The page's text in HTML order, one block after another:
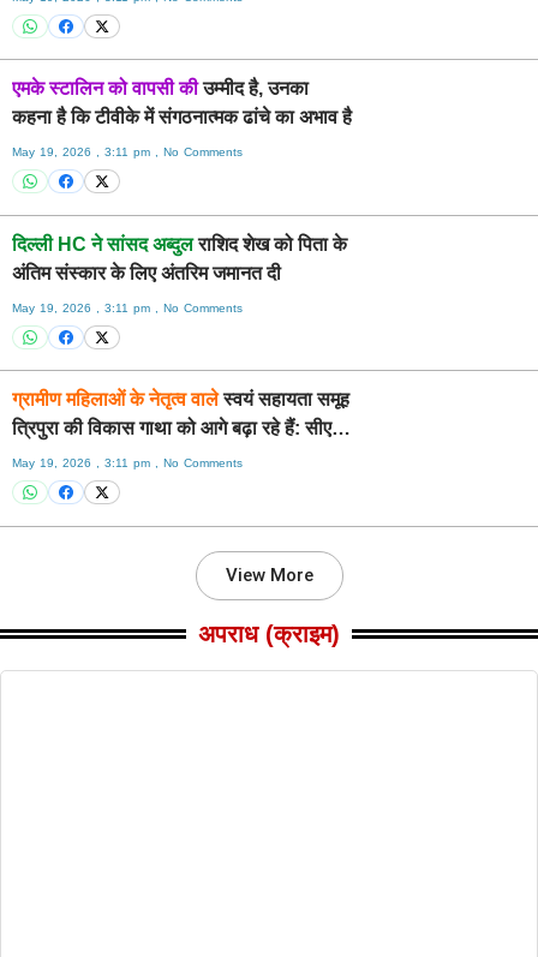
एमके स्टालिन को वापसी कीउम्मीद है, उनका
कहना है कि टीवीके में संगठनात्मक ढांचे का अभाव है
May 19, 2026 3:11 pm No Comments
दिल्ली HC ने सांसद अब्दुलराशिद शेख को पिता के
अंतिम संस्कार के लिए अंतरिम जमानत दी
May 19, 2026 3:11 pm No Comments
ग्रामीण महिलाओं के नेतृत्व वालेस्वयं सहायता समूह
त्रिपुरा की विकास गाथा को आगे बढ़ा रहे हैं: सीएम
साहा
May 19, 2026 3:11 pm No Comments
View More
अपराध (क्राइम)